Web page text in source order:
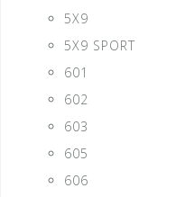
5X9
5X9 SPORT
601
602
603
605
606